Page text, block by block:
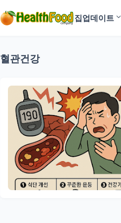
집업데이트
혈관건강